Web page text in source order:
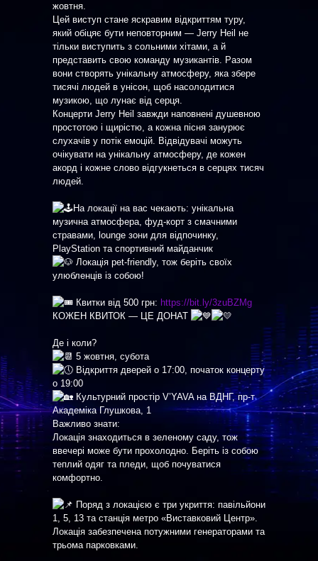
жовтня.
Цей виступ стане яскравим відкриттям туру,
який обіцяє бути неповторним — Jerry Heil не
тільки виступить з сольними хітами, а й
представить свою команду музикантів. Разом
вони створять унікальну атмосферу, яка збере
тисячі людей в унісон, щоб насолодитися
музикою, що лунає від серця.
Концерти Jerry Heil завжди наповнені душевною
простотою і щирістю, а кожна пісня занурює
слухачів у потік емоцій. Відвідувачі можуть
очікувати на унікальну атмосферу, де кожен
акорд і кожне слово відгукнеться в серцях тисяч
людей.
На локації на вас чекають: унікальна
музична атмосфера, фуд-корт з смачними
стравами, lounge зони для відпочинку,
PlayStation та спортивний майданчик
Локація pet-friendly, тож беріть своїх
улюбленців із собою!
Квитки від 500 грн: https://bit.ly/3zuBZMg
КОЖЕН КВИТОК — ЦЕ ДОНАТ
Де і коли?
5 жовтня, субота
Відкриття дверей о 17:00, початок концерту
о 19:00
Культурний простір V’YAVA на ВДНГ, пр-т
Академіка Глушкова, 1
Важливо знати:
Локація знаходиться в зеленому саду, тож
ввечері може бути прохолодно. Беріть із собою
теплий одяг та пледи, щоб почуватися
комфортно.
Поряд з локацією є три укриття: павільйони
1, 5, 13 та станція метро «Виставковий Центр».
Локація забезпечена потужними генераторами та
трьома парковками.